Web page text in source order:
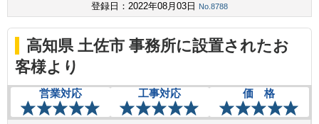
登録日：2022年08月03日
No.8788
高知県 土佐市 事務所に設置されたお
客様より
営業対応 工事対応 価 格